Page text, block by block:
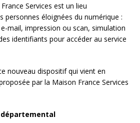
Services est un lieu
personnes éloignées du numérique :
mail, impression ou scan, simulation
identifiants pour accéder au service
nouveau dispositif qui vient en
par la Maison France Services
départemental